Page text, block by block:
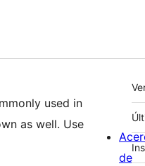
used in
as well. Use
de